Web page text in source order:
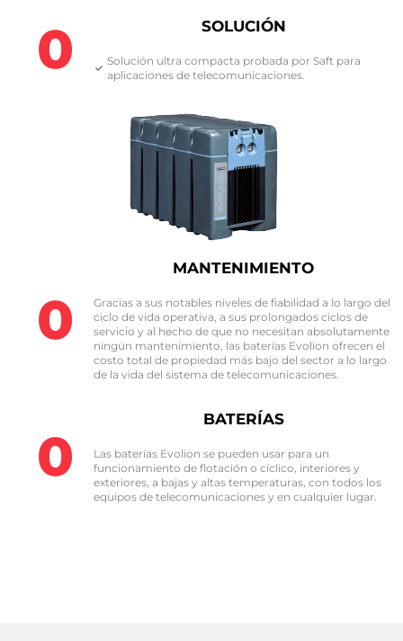
SOLUCIÓN
Solución ultra compacta probada por Saft para
aplicaciones de telecomunicaciones.​
0
0
MANTENIMIENTO
Gracias a sus notables niveles de fiabilidad a lo largo del
ciclo de vida operativa, a sus prolongados ciclos de
servicio y al hecho de que no necesitan absolutamente
ningún mantenimiento, las baterías Evolion ofrecen el
costo total de propiedad más bajo del sector a lo largo
de la vida del sistema de telecomunicaciones.​
BATERÍAS
Las baterías Evolion se pueden usar para un
funcionamiento de flotación o cíclico, interiores y
exteriores, a bajas y altas temperaturas, con todos los
equipos de telecomunicaciones y en cualquier lugar.​
0